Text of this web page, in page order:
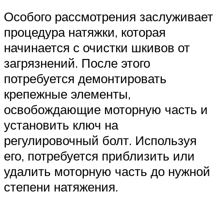
Особого рассмотрения заслуживает
процедура натяжки, которая
начинается с очистки шкивов от
загрязнений. После этого
потребуется демонтировать
крепежные элементы,
освобождающие моторную часть и
установить ключ на
регулировочный болт. Используя
его, потребуется приблизить или
удалить моторную часть до нужной
степени натяжения.